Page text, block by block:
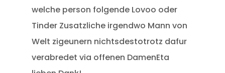
welche person folgende Lovoo oder
Tinder Zusatzliche irgendwo Mann von
Welt zigeunern nichtsdestotrotz dafur
verabredet via offenen DamenEta